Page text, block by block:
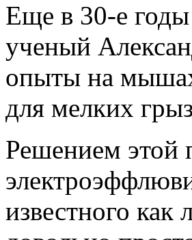
Еще в 30-е годы
ученый
опыты на мышах
для мелких
Решением этой
известного